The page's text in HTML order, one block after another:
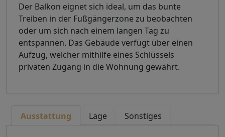
Der Balkon eignet sich ideal, um das bunte
Treiben in der Fußgängerzone zu beobachten
oder um sich nach einem langen Tag zu
entspannen. Das Gebäude verfügt über einen
Aufzug, welcher mithilfe eines Schlüssels
privaten Zugang in die Wohnung gewährt.
Ausstattung Lage Sonstiges